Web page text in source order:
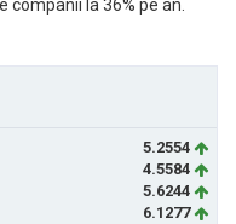
la 36% pe an.
5.2554
4.5584
5.6244
6.1277